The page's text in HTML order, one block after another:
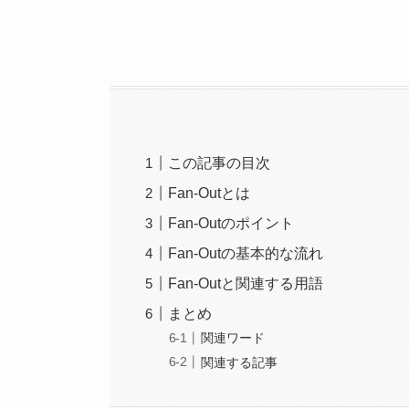
この記事の目次
Fan-Outとは
Fan-Outのポイント
Fan-Outの基本的な流れ
Fan-Outと関連する用語
まとめ
関連ワード
関連する記事